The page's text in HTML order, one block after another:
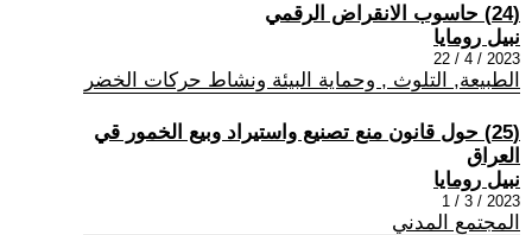
(24) حاسوب الانقراض الرقمي
نبيل رومايا
2023 / 4 / 22
الطبيعة, التلوث , وحماية البيئة ونشاط حركات الخضر
(25) حول قانون منع تصنيع واستيراد وبيع الخمور قي
العراق
نبيل رومايا
2023 / 3 / 1
المجتمع المدني